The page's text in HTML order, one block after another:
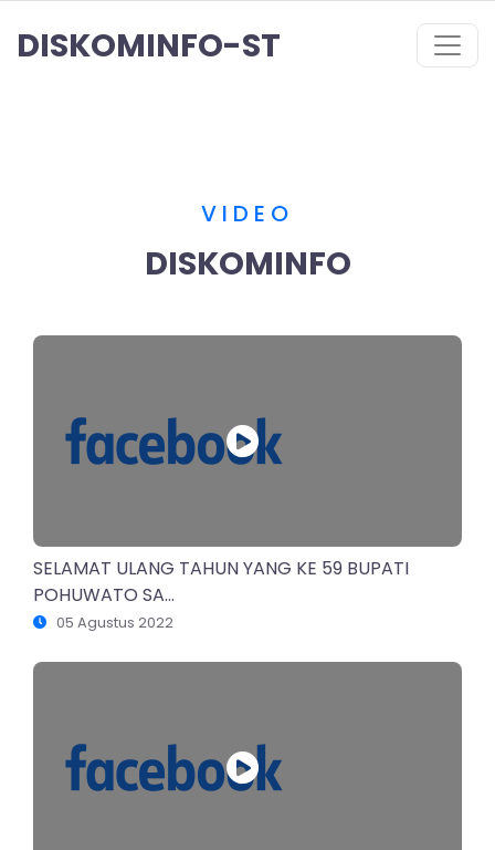
DISKOMINFO-ST
VIDEO
DISKOMINFO
SELAMAT ULANG TAHUN YANG KE 59 BUPATI
POHUWATO SA...
05 Agustus 2022